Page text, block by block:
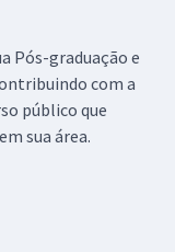
Pós-graduação e
com a
público que
sua área.